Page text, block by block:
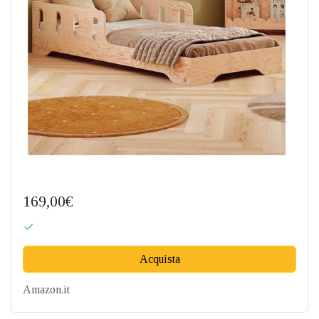
169,00€
Acquista
Amazon.it